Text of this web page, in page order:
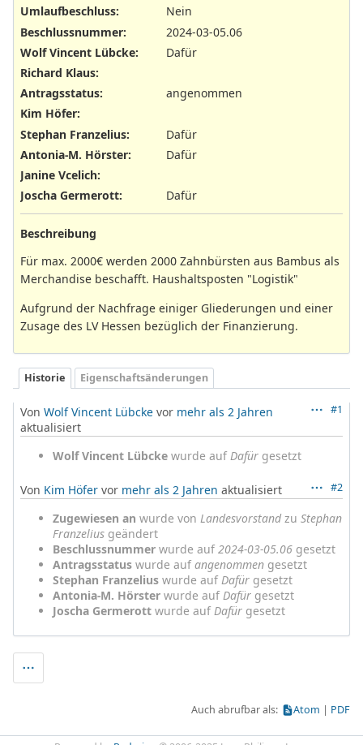
Umlaufbeschluss:
Nein
Beschlussnummer:
2024-03-05.06
Wolf Vincent Lübcke:
Dafür
Richard Klaus:
Antragsstatus:
angenommen
Kim Höfer:
Stephan Franzelius:
Dafür
Antonia-M. Hörster:
Dafür
Janine Vcelich:
Joscha Germerott: Dafür
Beschreibung
Für max. 2000€ werden 2000 Zahnbürsten aus Bambus als
Merchandise beschafft. Haushaltsposten "Logistik"
Aufgrund der Nachfrage einiger Gliederungen und einer
Zusage des LV Hessen bezüglich der Finanzierung.
Historie Eigenschaftsänderungen
#1
Von Wolf Vincent Lübcke vor mehr als 2 Jahren
aktualisiert
Wolf Vincent Lübcke wurde auf Dafür gesetzt
#2
Von Kim Höfer vor mehr als 2 Jahren aktualisiert
Zugewiesen an wurde von Landesvorstandzu Stephan
Franzelius geändert
Beschlussnummer wurde auf2024-03-05.06 gesetzt
Antragsstatus wurde aufangenommen gesetzt
Stephan Franzelius wurde auf Dafür gesetzt
Antonia-M. Hörster wurde auf Dafür gesetzt
Joscha Germerott wurde auf Dafür gesetzt
Auch abrufbar als: Atom PDF